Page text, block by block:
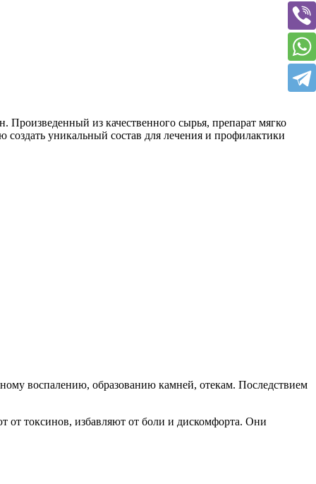
из качественного сырья, препарат мягко
уникальный состав для лечения и профилактики
воспалению, образованию камней, отекам. Последствием
токсинов, избавляют от боли и дискомфорта. Они